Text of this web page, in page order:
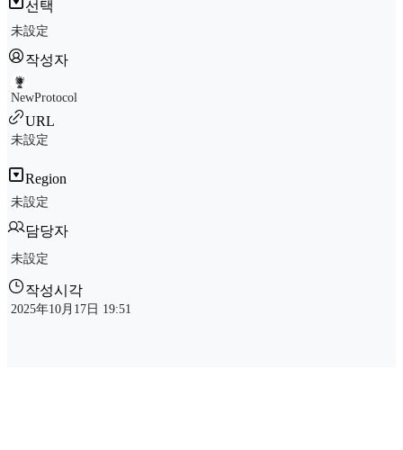
선택
未設定
작성자
NewProtocol
URL
未設定
Region
未設定
담당자
未設定
작성시각
2025年10月17日 19:51